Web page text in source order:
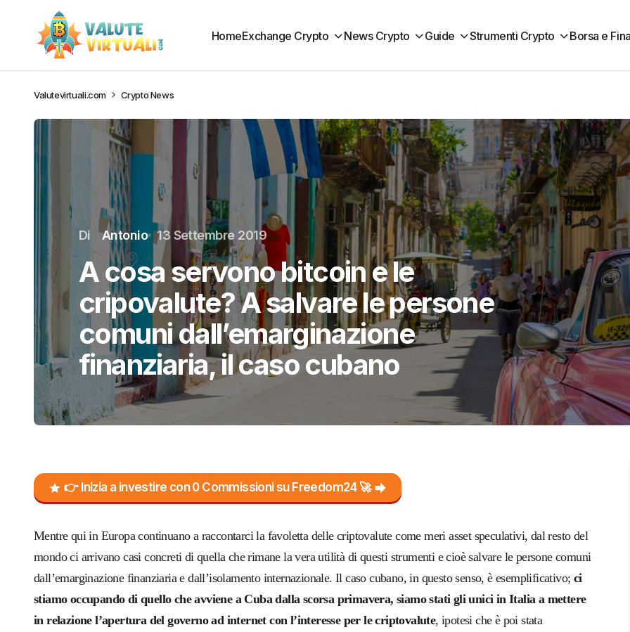
HomeExchange Crypto News Crypto Guide Strumenti Crypto Borsa e
Valutevirtuali.com Crypto News
Di Antonio 13 Settembre 2019
A cosa servono bitcoin e le
cripovalute? A salvare le persone
comuni dall’emarginazione
finanziaria, il caso cubano
👉 Inizia a investire con 0 Commissioni su Freedom24 🚀
Mentre qui in Europa continuano a raccontarci la favoletta delle criptovalute come meri asset speculativi, dal resto del
mondo ci arrivano casi concreti di quella che rimane la vera utilità di questi strumenti e cioè salvare le persone comuni
dall’emarginazione finanziaria e dall’isolamento internazionale. Il caso cubano, in questo senso, è esemplificativo; ci
stiamo occupando di quello che avviene a Cuba dalla scorsa primavera, siamo stati gli unici in Italia a mettere
in relazione l’apertura del governo ad internet con l’interesse per le criptovalute, ipotesi che è poi stata